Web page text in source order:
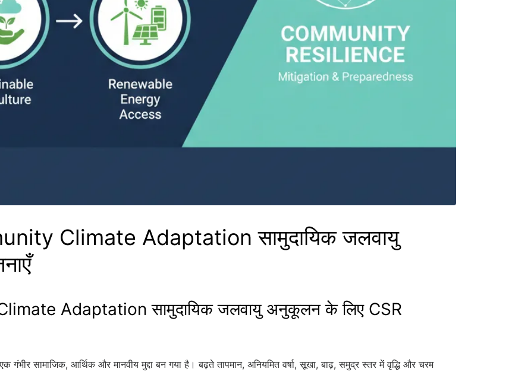
Climate Adaptation सामुदायिक जलवायु
Adaptation सामुदायिक जलवायु अनुकूलन के लिए CSR
गंभीर सामाजिक, आर्थिक और मानवीय मुद्दा बन गया है। बढ़ते तापमान, अनियमित वर्षा, सूखा, बाढ़, समुद्र स्तर में वृद्धि और चरम